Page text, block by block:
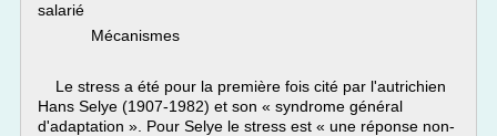
salarié
Mécanismes
Le stress a été pour la première fois cité par l'autrichien
Hans Selye (1907-1982) et son « syndrome général
d'adaptation ». Pour Selye le stress est « une réponse non-